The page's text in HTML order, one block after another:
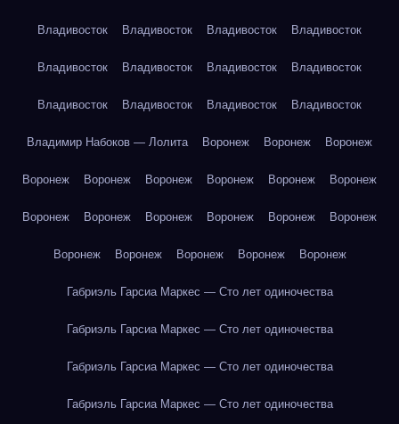
Владивосток Владивосток Владивосток Владивосток
Владивосток Владивосток Владивосток Владивосток
Владивосток Владивосток Владивосток Владивосток
Владимир Набоков — Лолита Воронеж Воронеж Воронеж
Воронеж Воронеж Воронеж Воронеж Воронеж Воронеж
Воронеж Воронеж Воронеж Воронеж Воронеж Воронеж
Воронеж Воронеж Воронеж Воронеж Воронеж
Габриэль Гарсиа Маркес — Сто лет одиночества
Габриэль Гарсиа Маркес — Сто лет одиночества
Габриэль Гарсиа Маркес — Сто лет одиночества
Габриэль Гарсиа Маркес — Сто лет одиночества